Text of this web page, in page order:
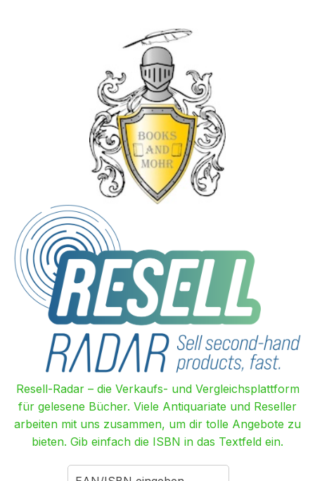
Resell-Radar – die Verkaufs- und Vergleichsplattform
für gelesene Bücher. Viele Antiquariate und Reseller
arbeiten mit uns zusammen, um dir tolle Angebote zu
bieten. Gib einfach die ISBN in das Textfeld ein.